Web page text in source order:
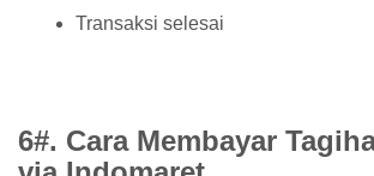
Transaksi selesai
6#. Cara Membayar